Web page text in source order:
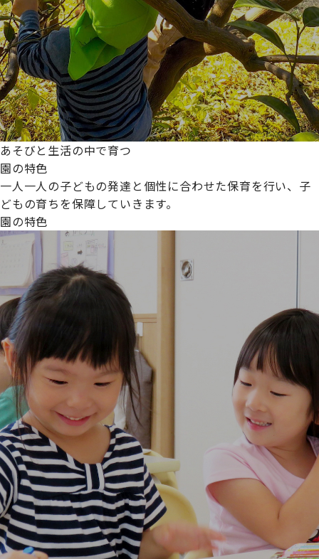
あそびと生活の中で育つ
園の特色
一人一人の子どもの発達と個性に合わせた保育を行い、子
どもの育ちを保障していきます。
園の特色